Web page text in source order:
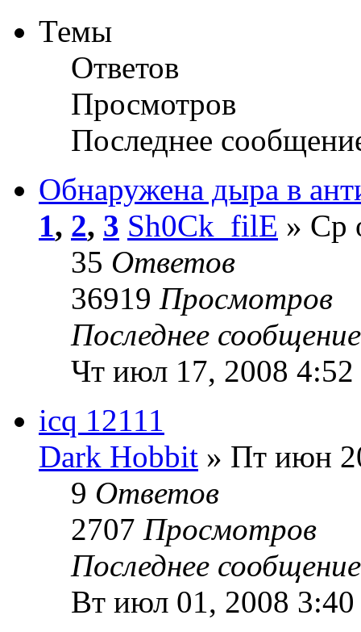
Темы
Ответов
Просмотров
Последнее
Обнаружена дыра в
1, 2, 3 Sh0Ck_filE » Ср
35 Ответов
36919 Просмотров
Последнее
Чт июл 17, 2008 4:52
icq 12111
Dark Hobbit » Пт июн
9 Ответов
2707 Просмотров
Последнее
Вт июл 01, 2008 3:40